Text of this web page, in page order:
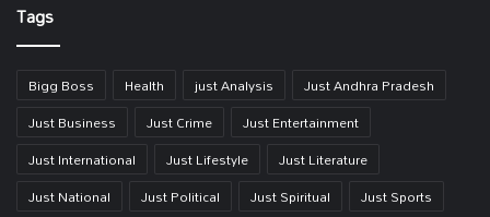
Tags
Bigg Boss Health just Analysis
Just Andhra Pradesh
Just Business
Just Crime
Just Entertainment
Just International
Just Lifestyle
Just Literature
Just National
Just Political Just Spiritual
Just Sports